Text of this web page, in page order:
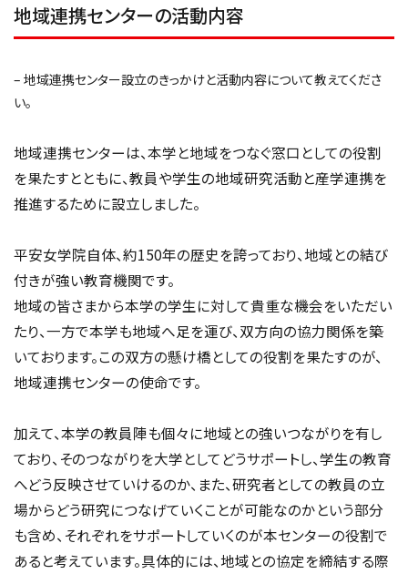
地域連携センターの活動内容
– 地域連携センター設立のきっかけと活動内容について教えてくださ
い。
地域連携センターは、本学と地域をつなぐ窓口としての役割
を果たすとともに、教員や学生の地域研究活動と産学連携を
推進するために設立しました。
平安女学院自体、約150年の歴史を誇っており、地域との結び
付きが強い教育機関です。
地域の皆さまから本学の学生に対して貴重な機会をいただい
たり、一方で本学も地域へ足を運び、双方向の協力関係を築
いております。この双方の懸け橋としての役割を果たすのが、
地域連携センターの使命です。
加えて、本学の教員陣も個々に地域との強いつながりを有し
ており、そのつながりを大学としてどうサポートし、学生の教育
へどう反映させていけるのか、また、研究者としての教員の立
場からどう研究につなげていくことが可能なのかという部分
も含め、それぞれをサポートしていくのが本センターの役割で
あると考えています。具体的には、地域との協定を締結する際